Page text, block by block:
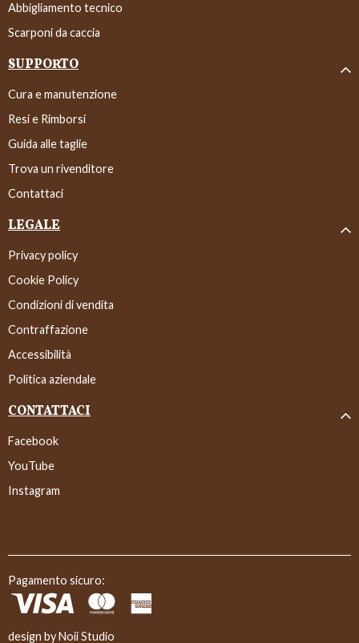
Abbigliamento tecnico
Scarponi da caccia
SUPPORTO
Cura e manutenzione
Resi e Rimborsi
Guida alle taglie
Trova un rivenditore
Contattaci
LEGALE
Privacy policy
Cookie Policy
Condizioni di vendita
Contraffazione
Accessibilità
Politica aziendale
CONTATTACI
Facebook
YouTube
Instagram
design byNoii Studio
Pagamento sicuro: